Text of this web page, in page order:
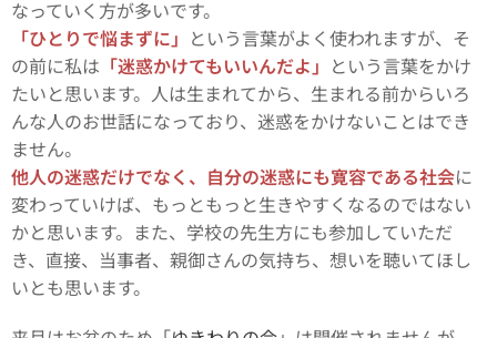
なっていく方が多いです。
「ひとりで悩まずに」 という言葉がよく使われますが、そ
の前に私は 「迷惑かけてもいいんだよ」 という言葉をかけ
たいと思います。人は生まれてから、生まれる前からいろ
んな人のお世話になっており、迷惑をかけないことはでき
ません。
他人の迷惑だけでなく、自分の迷惑にも寛容である社会に
変わっていけば、もっともっと生きやすくなるのではない
かと思います。また、学校の先生方にも参加していただ
き、直接、当事者、親御さんの気持ち、想いを聴いてほし
いとも思います。